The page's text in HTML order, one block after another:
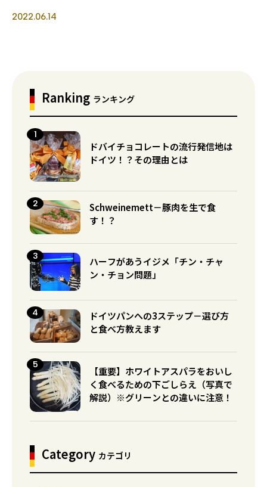
2022.06.14
Ranking ランキング
ドバイチョコレートの流行発信地は
ドイツ！？その理由とは
Schweinemett－豚肉を生で食
す！？
ハーフがあうイジメ「チン・チャ
ン・チョン問題」
ドイツパンへの3ステップ－選び方
と食べ方教えます
【重要】ホワイトアスパラをおいし
く食べるための下ごしらえ（写真で
解説）※グリーンとの違いに注意！
Category カテゴリ